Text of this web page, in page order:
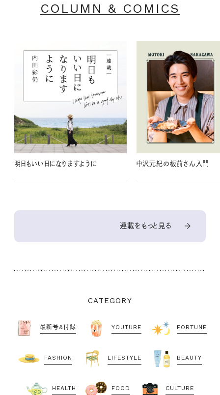
COLUMN & COMICS
明日もいい日になりますように 中沢元紀の板前さん入門
連載をもっと見る
CATEGORY
最新号&付録 YOUTUBE FORTUNE
FASHION LIFESTYLE BEAUTY
HEALTH FOOD CULTURE